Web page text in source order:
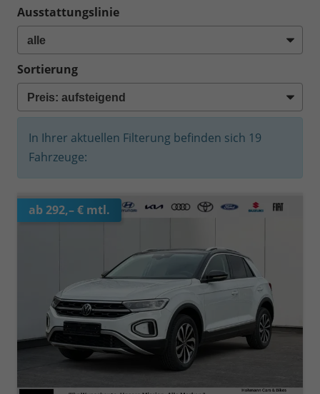
Ausstattungslinie
Sortierung
In Ihrer aktuellen Filterung befinden sich 19
Fahrzeuge:
ab 292,– € mtl.